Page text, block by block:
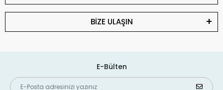
BİZE ULAŞIN
E-Bülten